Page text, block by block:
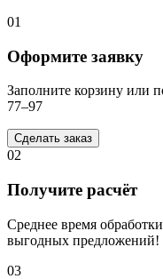
01
Оформите заявку
Заполните корзину или
77–97
Сделать заказ
02
Получите расчёт
Среднее время
выгодных предложений!
03